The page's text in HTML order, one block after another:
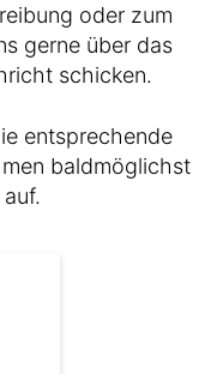
oder zum
gerne über das
schicken.
entsprechende
baldmöglichst